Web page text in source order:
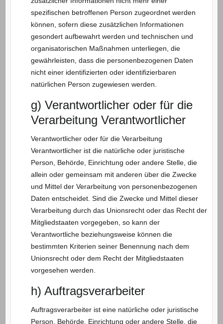
spezifischen betroffenen Person zugeordnet werden
können, sofern diese zusätzlichen Informationen
gesondert aufbewahrt werden und technischen und
organisatorischen Maßnahmen unterliegen, die
gewährleisten, dass die personenbezogenen Daten
nicht einer identifizierten oder identifizierbaren
natürlichen Person zugewiesen werden.
g) Verantwortlicher oder für die
Verarbeitung Verantwortlicher
Verantwortlicher oder für die Verarbeitung
Verantwortlicher ist die natürliche oder juristische
Person, Behörde, Einrichtung oder andere Stelle, die
allein oder gemeinsam mit anderen über die Zwecke
und Mittel der Verarbeitung von personenbezogenen
Daten entscheidet. Sind die Zwecke und Mittel dieser
Verarbeitung durch das Unionsrecht oder das Recht der
Mitgliedstaaten vorgegeben, so kann der
Verantwortliche beziehungsweise können die
bestimmten Kriterien seiner Benennung nach dem
Unionsrecht oder dem Recht der Mitgliedstaaten
vorgesehen werden.
h) Auftragsverarbeiter
Auftragsverarbeiter ist eine natürliche oder juristische
Person, Behörde, Einrichtung oder andere Stelle, die